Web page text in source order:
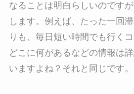
なることは明白らしいのです
します。例えば、たった一回
りも、毎日短い時間でも行く
どこに何があるなどの情報は
いますよね？それと同じです。